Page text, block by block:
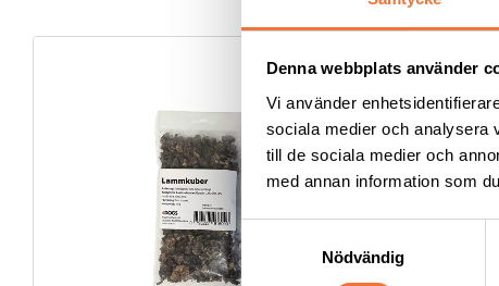
Denna webbplats använder
Vi använder
sociala medier och analysera
till de sociala medier och
med annan information som
S
a
Nödvändig